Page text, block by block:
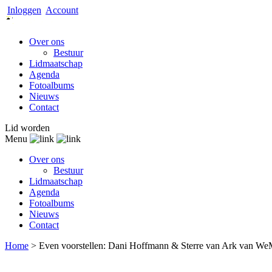
Inloggen Account
Over ons
Bestuur
Lidmaatschap
Agenda
Fotoalbums
Nieuws
Contact
Lid worden
Menu
Over ons
Bestuur
Lidmaatschap
Agenda
Fotoalbums
Nieuws
Contact
Home > Even voorstellen: Dani Hoffmann & Sterre van Ark van